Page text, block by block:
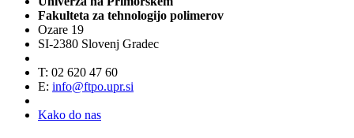
Fakulteta za tehnologijo polimerov
Ozare 19
SI-2380 Slovenj Gradec
T: 02 620 47 60
E: info@ftpo.upr.si
Kako do nas